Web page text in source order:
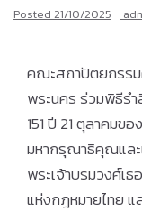
Posted 21/10/2025
คณะสถาปัตยกรร
พระนคร ร่วมพิธีร
151 ปี 21 ตุลาคมข
มหากรุณาธิคุณแล
พระเจ้าบรมวงศ์เ
แห่งกฎหมายไทย แ